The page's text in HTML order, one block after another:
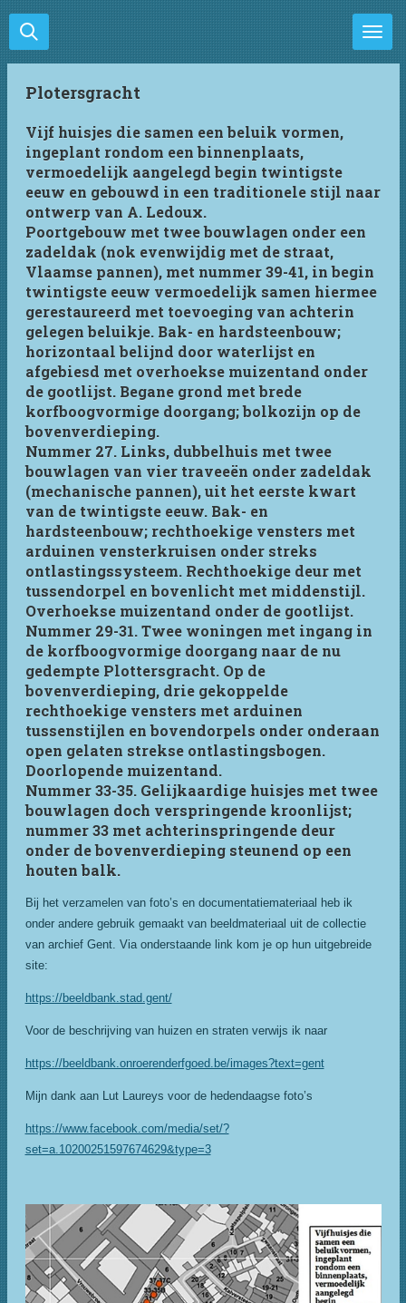
Ga
direct
naar
hoofdinhoud
Plotersgracht
Vijf huisjes die samen een beluik vormen,
ingeplant rondom een binnenplaats,
vermoedelijk aangelegd begin twintigste
eeuw en gebouwd in een traditionele stijl naar
ontwerp van A. Ledoux.
Poortgebouw met twee bouwlagen onder een
zadeldak (nok evenwijdig met de straat,
Vlaamse pannen), met nummer 39-41, in begin
twintigste eeuw vermoedelijk samen hiermee
gerestaureerd met toevoeging van achterin
gelegen beluikje. Bak- en hardsteenbouw;
horizontaal belijnd door waterlijst en
afgebiesd met overhoekse muizentand onder
de gootlijst. Begane grond met brede
korfboogvormige doorgang; bolkozijn op de
bovenverdieping.
Nummer 27. Links, dubbelhuis met twee
bouwlagen van vier traveeën onder zadeldak
(mechanische pannen), uit het eerste kwart
van de twintigste eeuw. Bak- en
hardsteenbouw; rechthoekige vensters met
arduinen vensterkruisen onder streks
ontlastingssysteem. Rechthoekige deur met
tussendorpel en bovenlicht met middenstijl.
Overhoekse muizentand onder de gootlijst.
Nummer 29-31. Twee woningen met ingang in
de korfboogvormige doorgang naar de nu
gedempte Plottersgracht. Op de
bovenverdieping, drie gekoppelde
rechthoekige vensters met arduinen
tussenstijlen en bovendorpels onder onderaan
open gelaten strekse ontlastingsbogen.
Doorlopende muizentand.
Nummer 33-35. Gelijkaardige huisjes met twee
bouwlagen doch verspringende kroonlijst;
nummer 33 met achterinspringende deur
onder de bovenverdieping steunend op een
houten balk.
Bij het verzamelen van foto’s en documentatiemateriaal heb ik
onder andere gebruik gemaakt van beeldmateriaal uit de collectie
van archief Gent. Via onderstaande link kom je op hun uitgebreide
site:
https://beeldbank.stad.gent/
Voor de beschrijving van huizen en straten verwijs ik naar
https://beeldbank.onroerenderfgoed.be/images?text=gent
Mijn dank aan Lut Laureys voor de hedendaagse foto’s
https://www.facebook.com/media/set/?
set=a.10200251597674629&type=3